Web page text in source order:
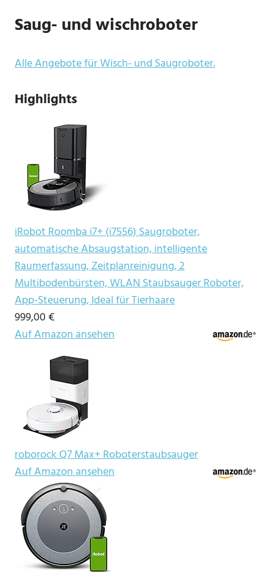
Saug- und wischroboter
Alle Angebote für Wisch- und Saugroboter.
Highlights
iRobot Roomba i7+ (i7556) Saugroboter,
automatische Absaugstation, intelligente
Raumerfassung, Zeitplanreinigung, 2
Multibodenbürsten, WLAN Staubsauger Roboter,
App-Steuerung, Ideal für Tierhaare
999,00 €
Auf Amazon ansehen
roborock Q7 Max+ Roboterstaubsauger
Auf Amazon ansehen